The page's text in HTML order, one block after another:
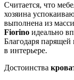
Считается, что
хозяина
выполнена из
Fiorino идеально
Благодаря парящей
в интерьере.
Достоинства